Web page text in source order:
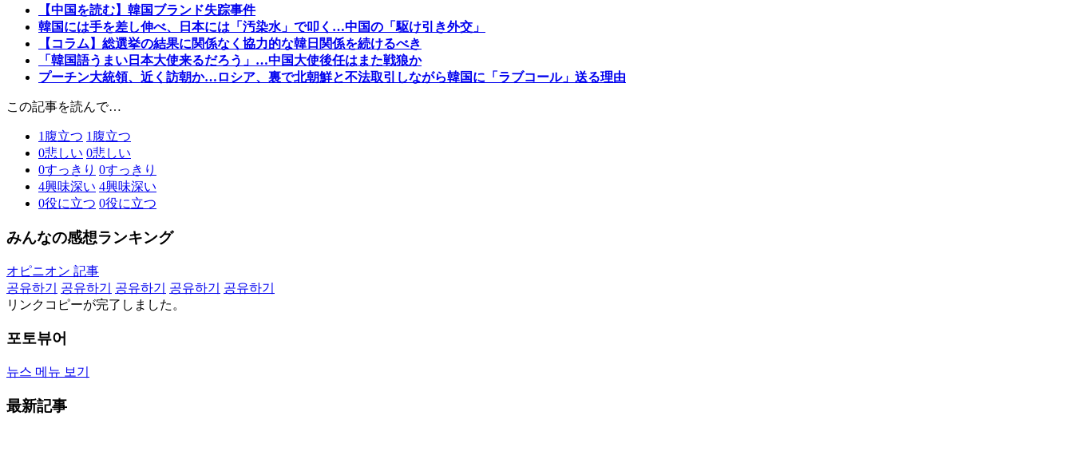
【中国を読む】韓国ブランド失踪事件
韓国には手を差し伸べ、日本には「汚染水」で叩く…中国の「駆け引き外交」
【コラム】総選挙の結果に関係なく協力的な韓日関係を続けるべき
「韓国語うまい日本大使来るだろう」…中国大使後任はまた戦狼か
プーチン大統領、近く訪朝か…ロシア、裏で北朝鮮と不法取引しながら韓国に「ラブコール」送る理由
この記事を読んで…
1 腹立つ 1 腹立つ
0悲しい 0悲しい
0すっきり 0すっきり
4興味深い 4興味深い
0役に立つ 0役に立つ
みんなの感想ランキング
オピニオン 記事
공유하기
공유하기 공유하기 공유하기
공유하기
リンクコピーが完了しました。
포토뷰어
뉴스 메뉴 보기
最新記事